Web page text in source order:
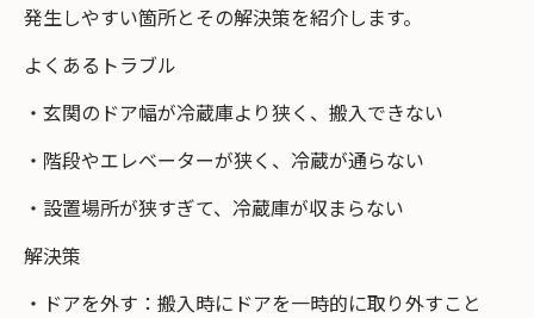
発生しやすい箇所とその解決策を紹介します。
よくあるトラブル
・玄関のドア幅が冷蔵庫より狭く、搬入できない
・階段やエレベーターが狭く、冷蔵が通らない
・設置場所が狭すぎて、冷蔵庫が収まらない
解決策
・ドアを外す：搬入時にドアを一時的に取り外すこと